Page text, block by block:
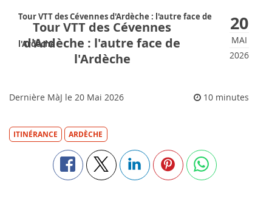
Tour VTT des Cévennes d'Ardèche : l'autre face de
l'Ardèche
20
MAI
2026
Tour VTT des Cévennes
d'Ardèche : l'autre face de
l'Ardèche
10 minutes
Dernière MàJ le 20 Mai 2026
ITINÉRANCE ARDÈCHE